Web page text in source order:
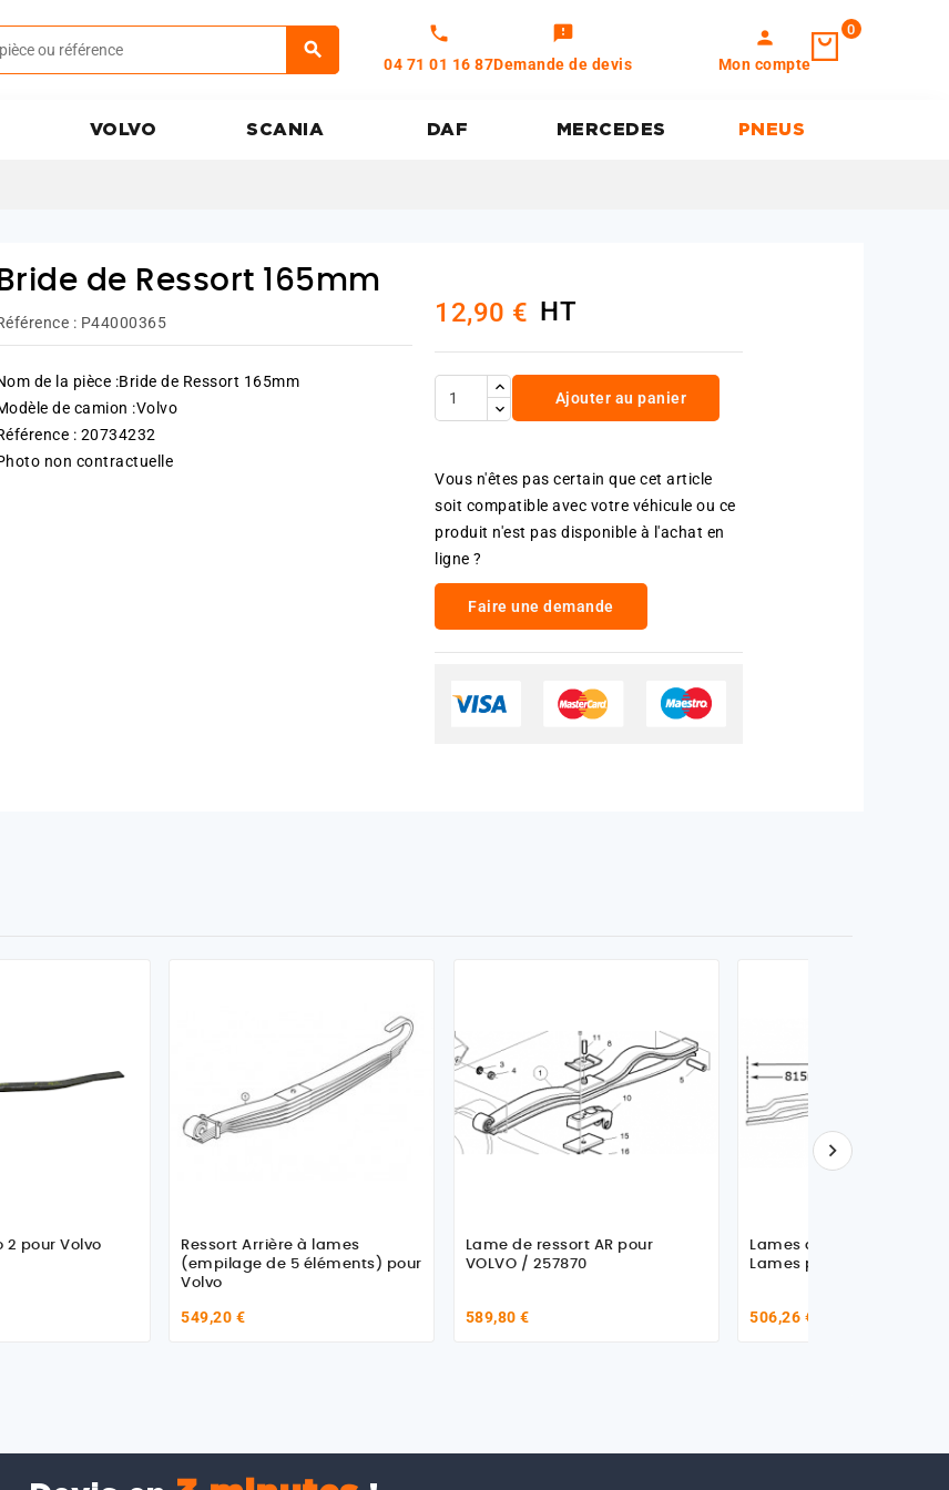
call
04 71 01 16 87
feedback
Demande de devis
person
Mon compte
0
VOLVO SCANIA DAF MERCEDES PNEUS
Bride de Ressort 165mm
: P44000365
de la pièce :Bride de Ressort 165mm
de camion :Volvo
: 20734232
non contractuelle
12,90 € HT
Ajouter au panier
Vous n'êtes pas certain que cet article
soit compatible avec votre véhicule ou ce
produit n'est pas disponible à l'achat en
ligne ?
Faire une demande
Ressort Arrière à lames
(empilage de 5 éléments) pour
Volvo
549,20 €
Lame de ressort AR pour
VOLVO / 257870
589,80 €
Lames de ressort arrière
Lames pour Volvo 257837
506,26 €
